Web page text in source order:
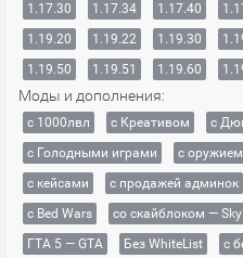
1.17.30
1.17.34 1.17.40
1.19.20
1.19.22 1.19.30
1.19.50
1.19.51 1.19.60
Моды и дополнения:
с 1000лвл c Креативом с
с Голодными играми
с оружием
с кейсами
с продажей админок
с Bed Wars
со скайблоком —
ГТА 5 — GTA
Без WhiteList
с